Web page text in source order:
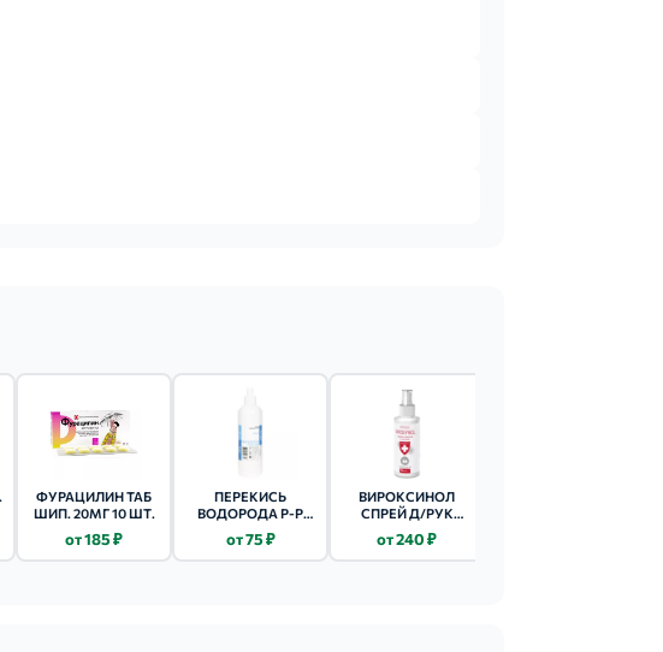
ФУРАЦИЛИН ТАБ
ШИП. 20МГ 10 ШТ.
от 185 ₽
ПЕРЕКИСЬ
ВОДОРОДА Р-Р
от 75 ₽
ВИРОКСИНОЛ
СПРЕЙ Д/РУК
100МЛ
от 240 ₽